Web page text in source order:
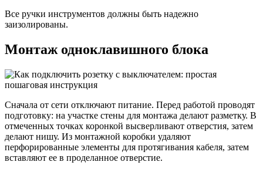
Все ручки инструментов должны быть надежно
заизолированы.
Монтаж одноклавишного блока
Сначала от сети отключают питание. Перед работой проводят
подготовку: на участке стены для монтажа делают разметку. В
отмеченных точках коронкой высверливают отверстия, затем
делают нишу. Из монтажной коробки удаляют
перфорированные элементы для протягивания кабеля, затем
вставляют ее в проделанное отверстие.